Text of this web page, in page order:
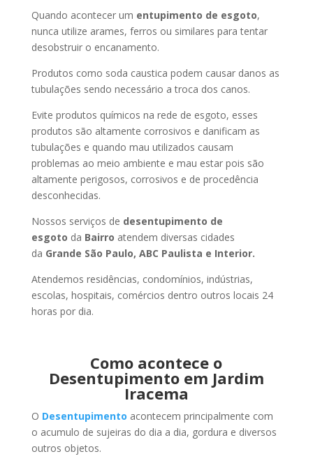
Quando acontecer um entupimento de esgoto,
nunca utilize arames, ferros ou similares para tentar
desobstruir o encanamento.
Produtos como soda caustica podem causar danos as
tubulações sendo necessário a troca dos canos.
Evite produtos químicos na rede de esgoto, esses
produtos são altamente corrosivos e danificam as
tubulações e quando mau utilizados causam
problemas ao meio ambiente e mau estar pois são
altamente perigosos, corrosivos e de procedência
desconhecidas.
Nossos serviços de desentupimento de
esgoto da Bairro atendem diversas cidades
da Grande São Paulo, ABC Paulista e Interior.
Atendemos residências, condomínios, indústrias,
escolas, hospitais, comércios dentro outros locais 24
horas por dia.
Como acontece o
Desentupimento em Jardim
Iracema
O Desentupimento acontecem principalmente com
o acumulo de sujeiras do dia a dia, gordura e diversos
outros objetos.